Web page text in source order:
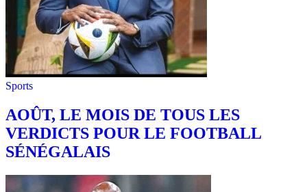
Sports
AOÛT, LE MOIS DE TOUS LES
VERDICTS POUR LE FOOTBALL
SÉNÉGALAIS